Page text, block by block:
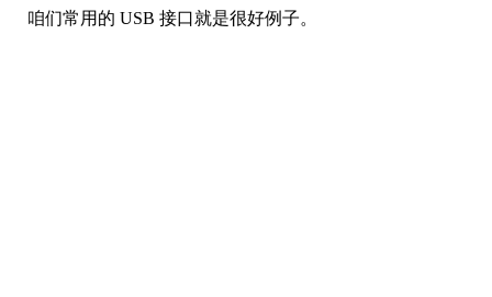
咱们常用的 USB 接口就是很好例子。